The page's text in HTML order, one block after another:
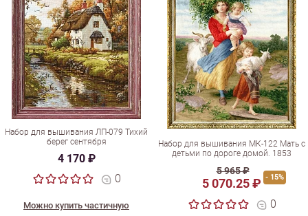
Набор для вышивания ЛП-079 Тихий
берег сентября
4 170 ₽
0
Можно купить частичную
Набор для вышивания МК-122 Мать с
детьми по дороге домой. 1853
5 965 ₽
5 070.25 ₽ - 15%
0